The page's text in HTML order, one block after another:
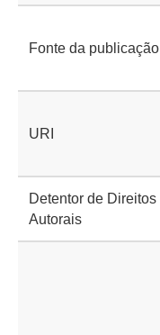
Fonte da publicação
URI
Detentor de Direitos
Autorais